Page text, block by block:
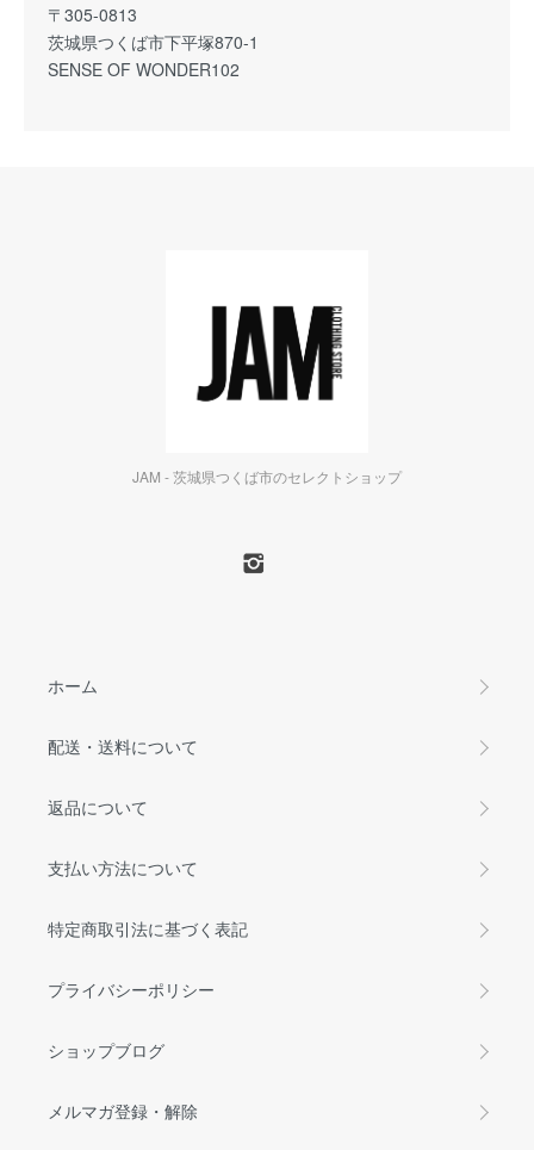
〒305-0813
茨城県つくば市下平塚870-1
SENSE OF WONDER102
JAM - 茨城県つくば市のセレクトショップ
ホーム
配送・送料について
返品について
支払い方法について
特定商取引法に基づく表記
プライバシーポリシー
ショップブログ
メルマガ登録・解除